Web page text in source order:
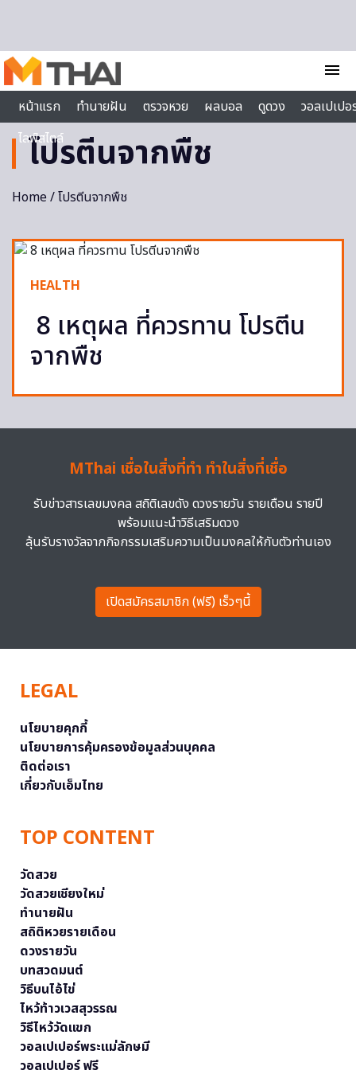
menu
หน้าแรก
ทำนายฝัน ตรวจหวย ผลบอล ดูดวง
วอลเปเป
ไลฟ์สไตล์
โปรตีนจากพืช
Home/ โปรตีนจากพืช
HEALTH
8 เหตุผล ที่ควรทาน โปรตีน
จากพืช
MThai เชื่อในสิ่งที่ทำ ทำในสิ่งที่เชื่อ
รับข่าวสารเลขมงคล สถิติเลขดัง ดวงรายวัน รายเดือน รายปี
พร้อมแนะนำวิธีเสริมดวง
ลุ้นรับรางวัลจากกิจกรรมเสริมความเป็นมงคลให้กับตัวท่านเอง
เปิดสมัครสมาชิก (ฟรี) เร็วๆนี้
LEGAL
นโยบายคุกกี้
นโยบายการคุ้มครองข้อมูลส่วนบุคคล
ติดต่อเรา
เกี่ยวกับเอ็มไทย
TOP CONTENT
วัดสวย
วัดสวยเชียงใหม่
ทำนายฝัน
สถิติหวยรายเดือน
ดวงรายวัน
บทสวดมนต์
วิธีบนไอ้ไข่
ไหว้ท้าวเวสสุวรรณ
วิธีไหว้วัดแขก
วอลเปเปอร์พระแม่ลักษมี
วอลเปเปอร์ ฟรี